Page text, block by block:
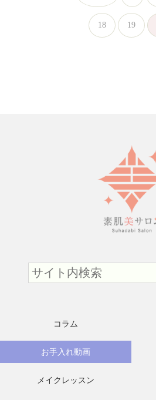
18 19
コラム
お手入れ動画
メイクレッスン